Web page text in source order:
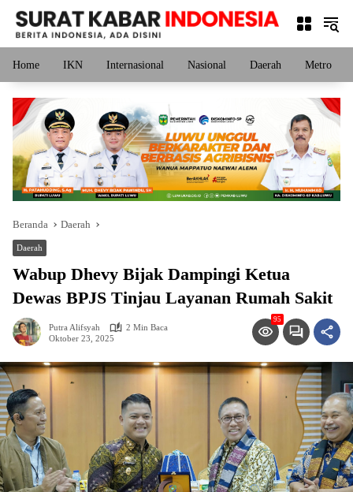
Langsung
konten
Home IKN Internasional Nasional Daerah Metro
Beranda Daerah
Daerah
Wabup Dhevy Bijak Dampingi Ketua
Dewas BPJS Tinjau Layanan Rumah Sakit
Putra Alifsyah
2 Min Baca
Oktober 23, 2025
95